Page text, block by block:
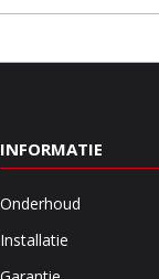
INFORMATIE
Onderhoud
Installatie